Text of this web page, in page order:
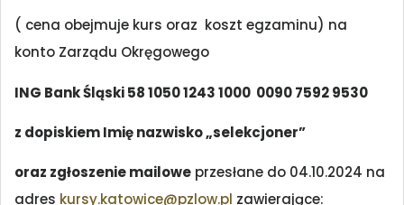
( cena obejmuje kurs oraz koszt egzaminu) na
konto Zarządu Okręgowego
ING Bank Śląski 58 1050 1243 1000 0090 7592 9530
z dopiskiem Imię nazwisko „selekcjoner”
oraz zgłoszenie mailowe przesłane do 04.10.2024 na
adres kursy.katowice@pzlow.pl zawierające: